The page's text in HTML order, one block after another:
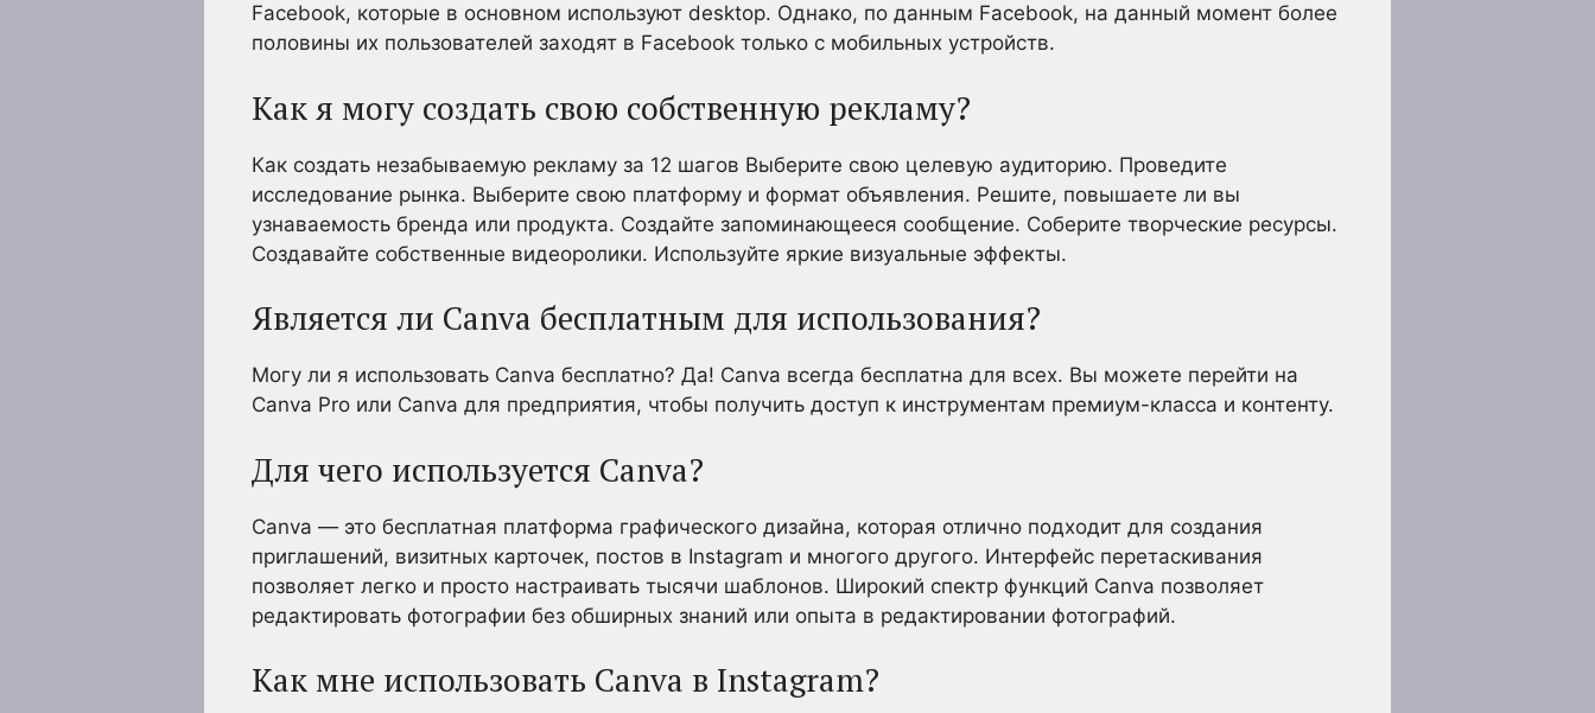
Facebook, которые в основном используют desktop. Однако, по данным Facebook, на данный момент более
половины их пользователей заходят в Facebook только с мобильных устройств.
Как я могу создать свою собственную рекламу?
Как создать незабываемую рекламу за 12 шагов Выберите свою целевую аудиторию. Проведите
исследование рынка. Выберите свою платформу и формат объявления. Решите, повышаете ли вы
узнаваемость бренда или продукта. Создайте запоминающееся сообщение. Соберите творческие ресурсы.
Создавайте собственные видеоролики. Используйте яркие визуальные эффекты.
Является ли Canva бесплатным для использования?
Могу ли я использовать Canva бесплатно? Да! Canva всегда бесплатна для всех. Вы можете перейти на
Canva Pro или Canva для предприятия, чтобы получить доступ к инструментам премиум-класса и контенту.
Для чего используется Canva?
Canva — это бесплатная платформа графического дизайна, которая отлично подходит для создания
приглашений, визитных карточек, постов в Instagram и многого другого. Интерфейс перетаскивания
позволяет легко и просто настраивать тысячи шаблонов. Широкий спектр функций Canva позволяет
редактировать фотографии без обширных знаний или опыта в редактировании фотографий.
Как мне использовать Canva в Instagram?